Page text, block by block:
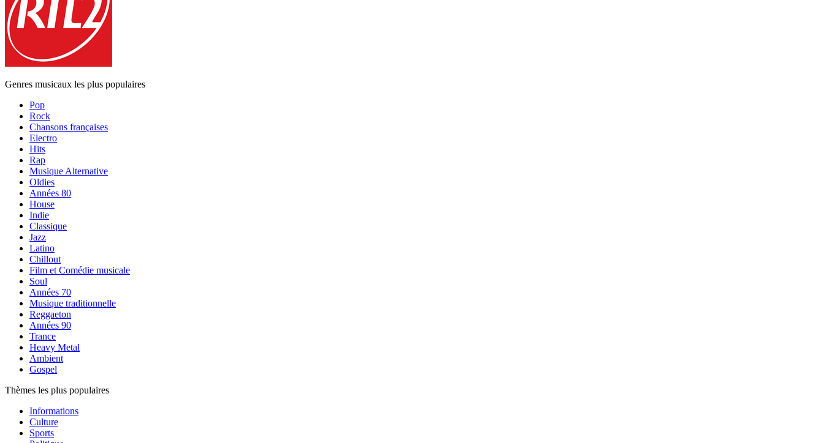
Genres musicaux les plus populaires
Pop
Rock
Chansons françaises
Electro
Hits
Rap
Musique Alternative
Oldies
Années 80
House
Indie
Classique
Jazz
Latino
Chillout
Film et Comédie musicale
Soul
Années 70
Musique traditionnelle
Reggaeton
Années 90
Trance
Heavy Metal
Ambient
Gospel
Thèmes les plus populaires
Informations
Culture
Sports